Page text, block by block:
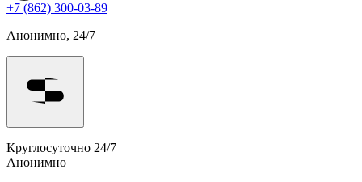
+7 (862) 300-03-89
Анонимно, 24/7
Круглосуточно 24/7
Анонимно